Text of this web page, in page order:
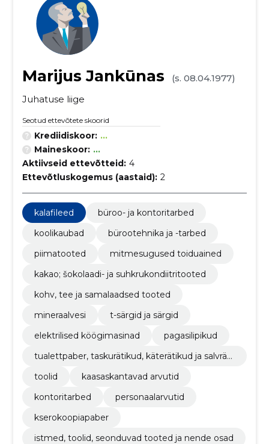
Marijus Jankūnas
(s. 08.04.1977)
Juhatuse liige
Seotud ettevõtete skoorid
Krediidiskoor: ...
Maineskoor: ...
Aktiivseid ettevõtteid: 4
Ettevõtluskogemus (aastaid): 2
kalafileed
büroo- ja kontoritarbed
koolikaubad
bürootehnika ja -tarbed
piimatooted
mitmesugused toiduained
kakao; šokolaadi- ja suhkrukondiitritooted
kohv, tee ja samalaadsed tooted
mineraalvesi
t-särgid ja särgid
elektrilised köögimasinad
pagasilipikud
tualettpaber, taskurätikud, käterätikud ja salvräti
toolid
kaasaskantavad arvutid
kontoritarbed
personaalarvutid
kserokoopiapaber
istmed, toolid, seonduvad tooted ja nende osad